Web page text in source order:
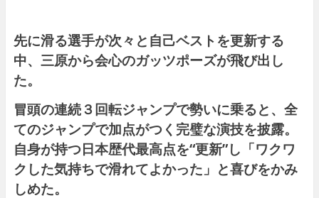
先に滑る選手が次々と自己ベストを更新する
中、三原から会心のガッツポーズが飛び出し
た。
冒頭の連続３回転ジャンプで勢いに乗ると、全
てのジャンプで加点がつく完璧な演技を披露。
自身が持つ日本歴代最高点を“更新”し「ワクワ
クした気持ちで滑れてよかった」と喜びをかみ
しめた。